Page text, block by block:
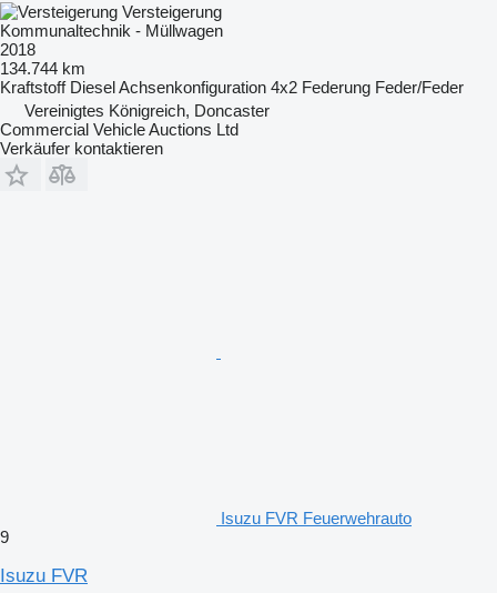
Versteigerung
Kommunaltechnik - Müllwagen
2018
134.744 km
Kraftstoff DieselAchsenkonfiguration 4x2 Federung Feder/Feder
Vereinigtes Königreich, Doncaster
Commercial Vehicle Auctions Ltd
Verkäufer kontaktieren
Isuzu FVR Feuerwehrauto
9
Isuzu FVR